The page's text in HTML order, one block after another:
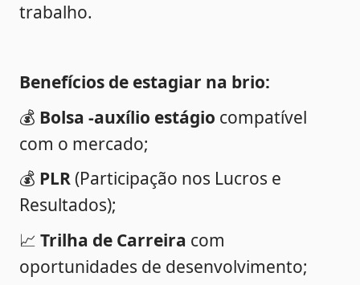
trabalho.
Benefícios de estagiar na brio:
💰 Bolsa -auxílio estágio compatível
com o mercado;
💰 PLR (Participação nos Lucros e
Resultados);
📈 Trilha de Carreira com
oportunidades de desenvolvimento;